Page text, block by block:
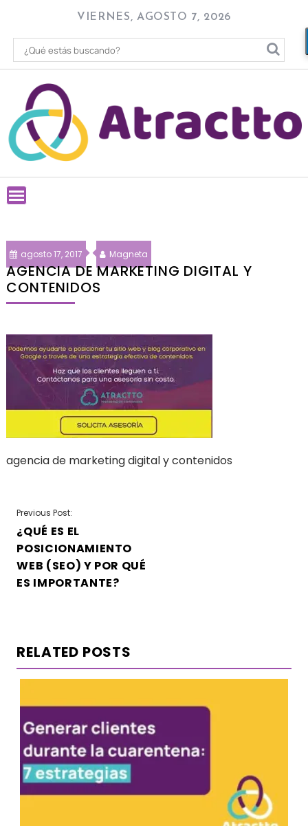
content
VIERNES, AGOSTO 7, 2026
agosto 17, 2017 Magneta
AGENCIA DE MARKETING DIGITAL Y
CONTENIDOS
agencia de marketing digital y contenidos
NAVEGACIÓN
DE
ENTRADAS
Previous Post:
¿QUÉ ES EL
POSICIONAMIENTO
WEB (SEO) Y POR QUÉ
ES IMPORTANTE?
RELATED POSTS